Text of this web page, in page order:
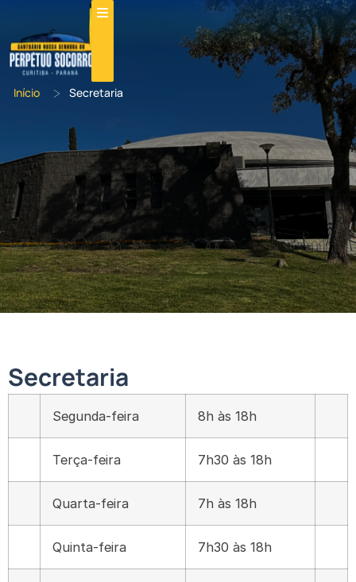
Início > Secretaria
Secretaria
Segunda-feira 8h às 18h
Terça-feira 7h30 às 18h
Quarta-feira 7h às 18h
Quinta-feira 7h30 às 18h